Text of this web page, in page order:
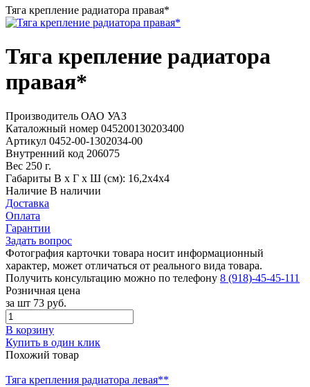
Тяга крепление радиатора правая*
Тяга крепление радиатора
правая*
Производитель ОАО УАЗ
Каталожный номер 045200130203400
Артикул 0452-00-1302034-00
Внутренний код 206075
Вес 250 г.
Габариты В х Г х Ш (см): 16,2х4х4
Наличие В наличии
Доставка
Оплата
Гарантии
Задать вопрос
Фотография карточки товара носит информационный
характер, может отличаться от реального вида товара.
Получить консультацию можно по телефону 8 (918)-45-45-111
Розничная цена
за шт 73 руб.
В корзину
Купить в один клик
Похожий товар
Тяга крепления радиатора левая**